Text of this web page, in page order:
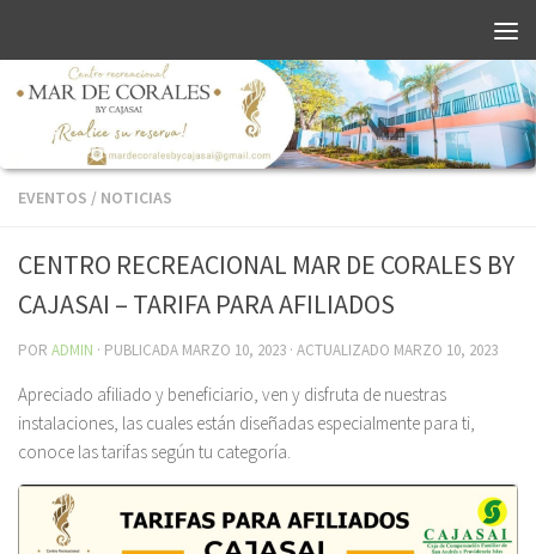
EVENTOS / NOTICIAS
CENTRO RECREACIONAL MAR DE CORALES BY
CAJASAI – TARIFA PARA AFILIADOS
POR ADMIN · PUBLICADA MARZO 10, 2023 · ACTUALIZADO MARZO 10, 2023
Apreciado afiliado y beneficiario, ven y disfruta de nuestras
instalaciones, las cuales están diseñadas especialmente para ti,
conoce las tarifas según tu categoría.